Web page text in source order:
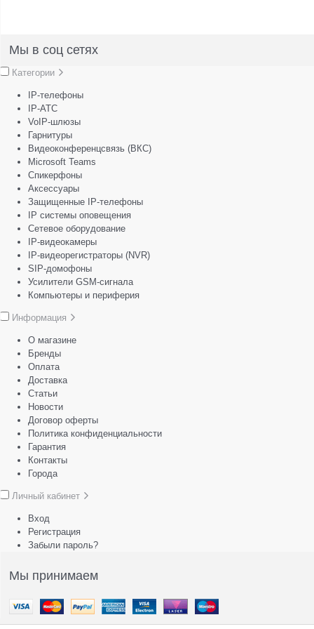
Мы в соц сетях
Категории
IP-телефоны
IP-АТС
VoIP-шлюзы
Гарнитуры
Видеоконференцсвязь (ВКС)
Microsoft Teams
Спикерфоны
Аксессуары
Защищенные IP-телефоны
IP системы оповещения
Сетевое оборудование
IP-видеокамеры
IP-видеорегистраторы (NVR)
SIP-домофоны
Усилители GSM-сигнала
Компьютеры и периферия
Информация
О магазине
Бренды
Оплата
Доставка
Статьи
Новости
Договор оферты
Политика конфиденциальности
Гарантия
Контакты
Города
Личный кабинет
Вход
Регистрация
Забыли пароль?
Мы принимаем